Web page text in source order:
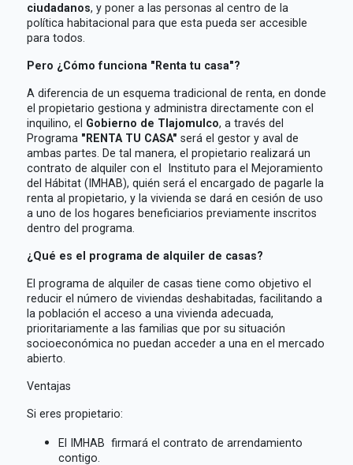
ciudadanos, y poner a las personas al centro de la
política habitacional para que esta pueda ser accesible
para todos.
Pero ¿Cómo funciona "Renta tu casa"?
A diferencia de un esquema tradicional de renta, en donde
el propietario gestiona y administra directamente con el
inquilino, el Gobierno de Tlajomulco, a través del
Programa "RENTA TU CASA" será el gestor y aval de
ambas partes. De tal manera, el propietario realizará un
contrato de alquiler con el Instituto para el Mejoramiento
del Hábitat (IMHAB), quién será el encargado de pagarle la
renta al propietario, y la vivienda se dará en cesión de uso
a uno de los hogares beneficiarios previamente inscritos
dentro del programa.
¿Qué es el programa de alquiler de casas?
El programa de alquiler de casas tiene como objetivo el
reducir el número de viviendas deshabitadas, facilitando a
la población el acceso a una vivienda adecuada,
prioritariamente a las familias que por su situación
socioeconómica no puedan acceder a una en el mercado
abierto.
Ventajas
Si eres propietario:
El IMHAB firmará el contrato de arrendamiento
contigo.